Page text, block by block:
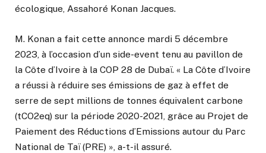
écologique, Assahoré Konan Jacques.
M. Konan a fait cette annonce mardi 5 décembre
2023, à l’occasion d’un side-event tenu au pavillon de
la Côte d’Ivoire à la COP 28 de Dubaï. « La Côte d’Ivoire
a réussi à réduire ses émissions de gaz à effet de
serre de sept millions de tonnes équivalent carbone
(tCO2eq) sur la période 2020-2021, grâce au Projet de
Paiement des Réductions d’Emissions autour du Parc
National de Taï (PRE) », a-t-il assuré.